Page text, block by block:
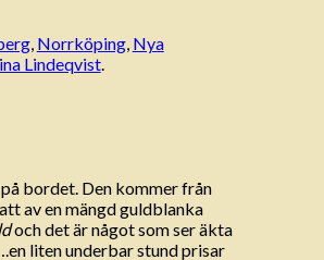
, Norrköping, Nya
Lindeqvist.
bordet. Den kommer från
av en mängd guldblanka
och det är något som ser äkta
liten underbar stund prisar